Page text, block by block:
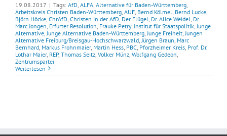
19.08.2017 | Tags: AfD ALFA Alternative für Baden-Württemberg
Arbeitskreis Christen Baden-Württemberg AUF Bernd Kölmel Bernd Lucke
Björn Höcke ChrAfD Christen in der AfD Der Flügel Dr. Alice Weidel Dr.
Marc Jongen Erfurter Resolution Frauke Petry, Institut für Staatspolitik Junge
Alternative Junge Alternative Baden-Württemberg Junge Freiheit Jungen
Alternative Freiburg/Breisgau-Hochschwarzwald Jürgen Braun Marc
Bernhard Markus Frohnmaier, Martin Hess PBC Pforzheimer Kreis Prof. Dr.
Lothar Maier, REP, Thomas Seitz Volker Münz Wolfgang Gedeon
Zentrumspartei
Weiterlesen